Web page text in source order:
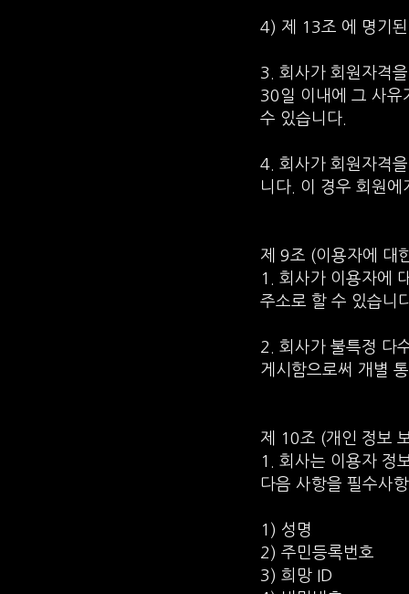
4) 제 13조 에 명기
3. 회사가 회원자격
30일 이내에 그 사유
수 있습니다.
4. 회사가 회원자격
니다. 이 경우 회원
제 9조 (이용자에 대
1. 회사가 이용자에
주소로 할 수 있습니
2. 회사가 불특정 다
게시함으로써 개별
제 10조 (개인 정보
1. 회사는 이용자 정
다음 사항을 필수사
1) 성명
2) 주민등록번호
3) 희망 ID